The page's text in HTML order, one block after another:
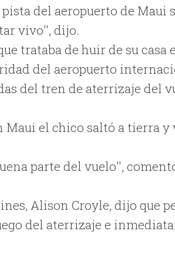
pista del aeropuerto de
vivo'', dijo.
trataba de huir de su
del aeropuerto
del tren de aterrizaje del
Maui el chico saltó a tierra y
parte del vuelo'',
Alison Croyle, dijo que
del aterrizaje e